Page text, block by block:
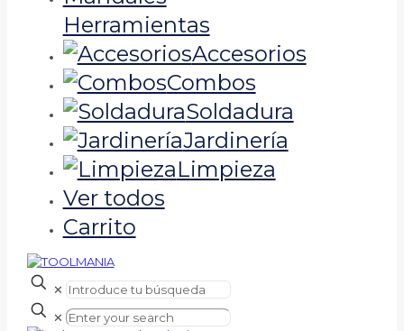
Herramientas
Accesorios
Combos
Soldadura
Jardinería
Limpieza
Ver todos
Carrito
✕
✕